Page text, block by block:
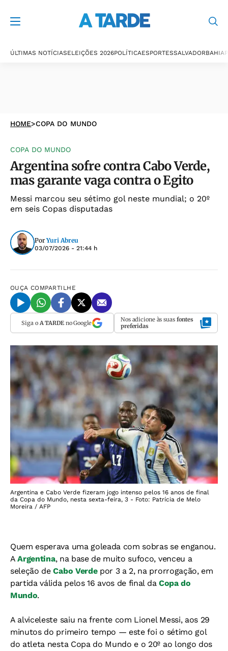
ÚLTIMAS NOTÍCIASELEIÇÕES 2026POLÍTICAESPORTESSALVADORBAHIA
HOME>COPA DO MUNDO
COPA DO MUNDO
Argentina sofre contra Cabo Verde,
mas garante vaga contra o Egito
Messi marcou seu sétimo gol neste mundial; o 20º
em seis Copas disputadas
Por Yuri Abreu
03/07/2026 - 21:44 h
OUÇA COMPARTILHE
Siga o A TARDEno Google Nos adicione às suas fontes
preferidas
Argentina e Cabo Verde fizeram jogo intenso pelos 16 anos de final
da Copa do Mundo, nesta sexta-feira, 3 - Foto: Patrícia de Melo
Moreira / AFP
Quem esperava uma goleada com sobras se enganou.
AArgentina, na base de muito sufoco, venceu a
seleção deCabo Verdepor 3 a 2, na prorrogação, em
partida válida pelos 16 avos de final da Copa do
Mundo.
A alviceleste saiu na frente com Lionel Messi, aos 29
minutos do primeiro tempo — este foi o sétimo gol
do atleta nesta Copa do Mundo e o 20º ao longo dos